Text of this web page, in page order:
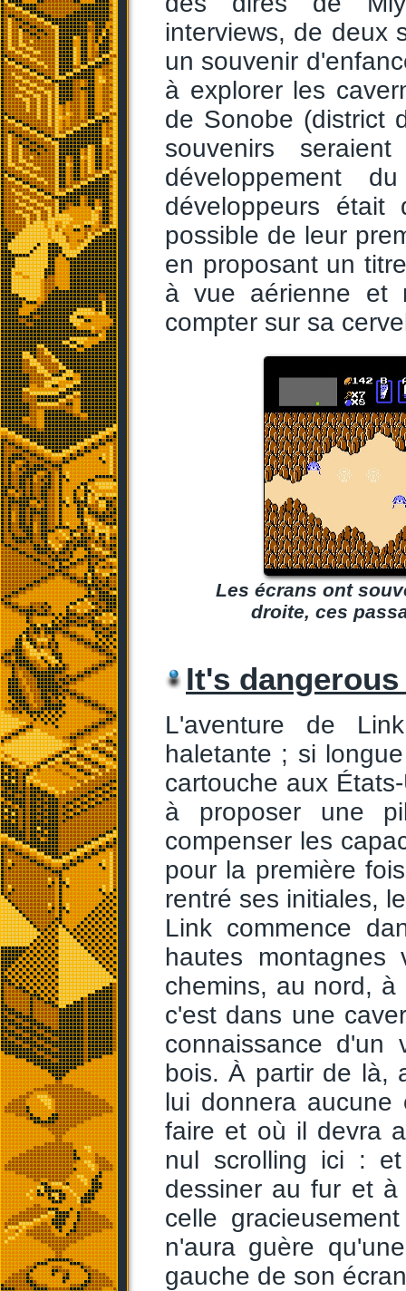
interviews, de deux
un souvenir
à explorer les
de Sonobe (district
souvenirs
développement
développeurs
possible de leur
en proposant un
à vue aérienne et
compter sur sa
Les écrans ont
droite, ces
It's
L'aventure de
haletante ; si
cartouche aux
à proposer une
compenser les
pour la première
rentré ses initiales,
Link commence
hautes montagnes
chemins, au nord,
c'est dans une
connaissance
bois. À partir de là,
lui donnera aucune
faire et où il devra
nul scrolling ici :
dessiner au fur et
celle
n'aura guère
gauche de son